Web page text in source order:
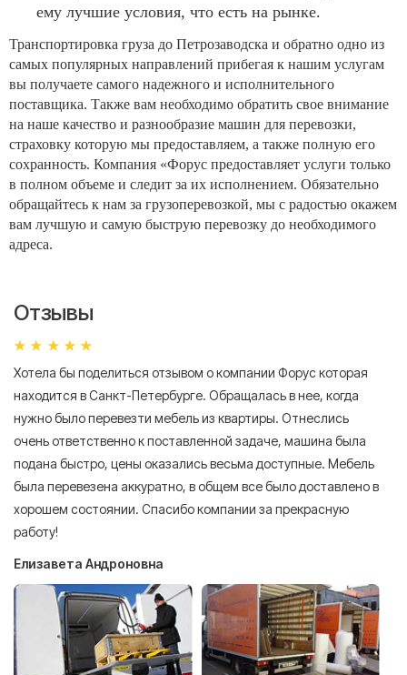
ему лучшие условия, что есть на рынке.
Транспортировка груза до Петрозаводска и обратно одно из
самых популярных направлений прибегая к нашим услугам
вы получаете самого надежного и исполнительного
поставщика. Также вам необходимо обратить свое внимание
на наше качество и разнообразие машин для перевозки,
страховку которую мы предоставляем, а также полную его
сохранность. Компания «Форус предоставляет услуги только
в полном объеме и следит за их исполнением. Обязательно
обращайтесь к нам за грузоперевозкой, мы с радостью окажем
вам лучшую и самую быструю перевозку до необходимого
адреса.
Отзывы
Хотела бы поделиться отзывом о компании Форус которая
находится в Санкт-Петербурге. Обращалась в нее, когда
нужно было перевезти мебель из квартиры. Отнеслись
очень ответственно к поставленной задаче, машина была
подана быстро, цены оказались весьма доступные. Мебель
была перевезена аккуратно, в общем все было доставлено в
хорошем состоянии. Спасибо компании за прекрасную
работу!
Елизавета Андроновна